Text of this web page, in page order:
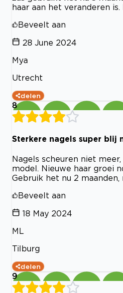
haar aan het veranderen
Beveelt aan
28 June 2024
Mya
Utrecht
delen
8
Sterkere nagels super blij
Nagels scheuren niet
model. Nieuwe haar groei
Gebruik het nu 2 maanden,
Beveelt aan
18 May 2024
ML
Tilburg
delen
9